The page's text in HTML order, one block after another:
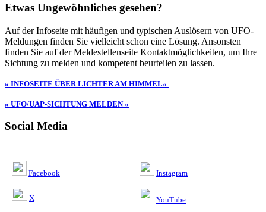
Etwas Ungewöhnliches gesehen?
Auf der Infoseite mit häufigen und typischen Auslösern von UFO-
Meldungen finden Sie vielleicht schon eine Lösung. Ansonsten
finden Sie auf der Meldestellenseite Kontaktmöglichkeiten, um Ihre
Sichtung zu melden und kompetent beurteilen zu lassen.
» INFOSEITE ÜBER LICHTER AM HIMMEL«
» UFO/UAP-SICHTUNG MELDEN «
Social Media
Facebook
X
Instagram
YouTube